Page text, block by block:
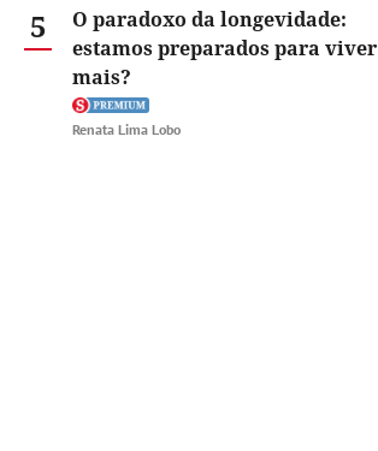
5
O paradoxo da longevidade:
estamos preparados para viver
mais?
Renata Lima Lobo